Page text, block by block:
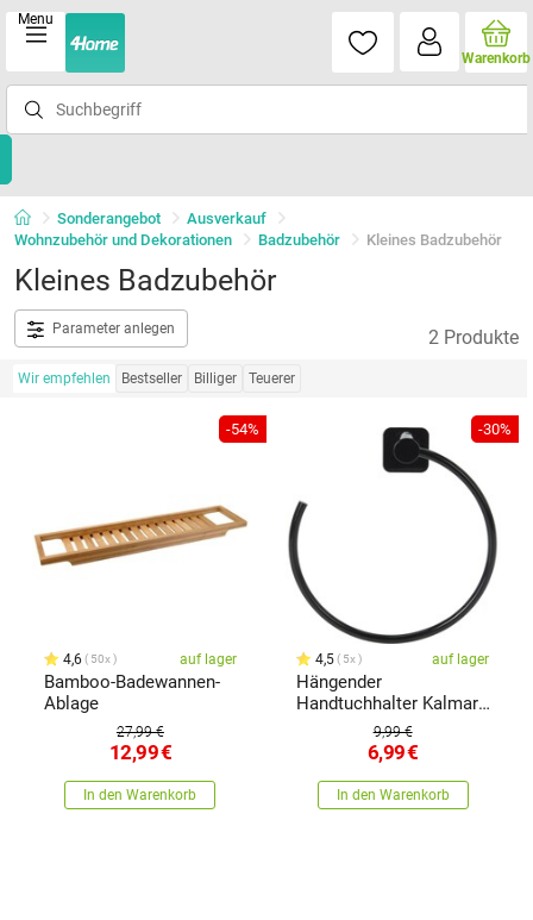
Menu
Warenkorb
Sonderangebot
Ausverkauf
Wohnzubehör und Dekorationen
Badzubehör Kleines Badzubehör
Kleines Badzubehör
Parameter anlegen 2 Produkte
Wir empfehlen Bestseller Billiger Teuerer
-54%
4,6 50x auf lager
Bamboo-Badewannen-
Ablage
27,99 €
12,99€
In den Warenkorb
-30%
4,5 5x auf lager
Hängender
Handtuchhalter Kalmar,
9,99 €
6,99€
In den Warenkorb